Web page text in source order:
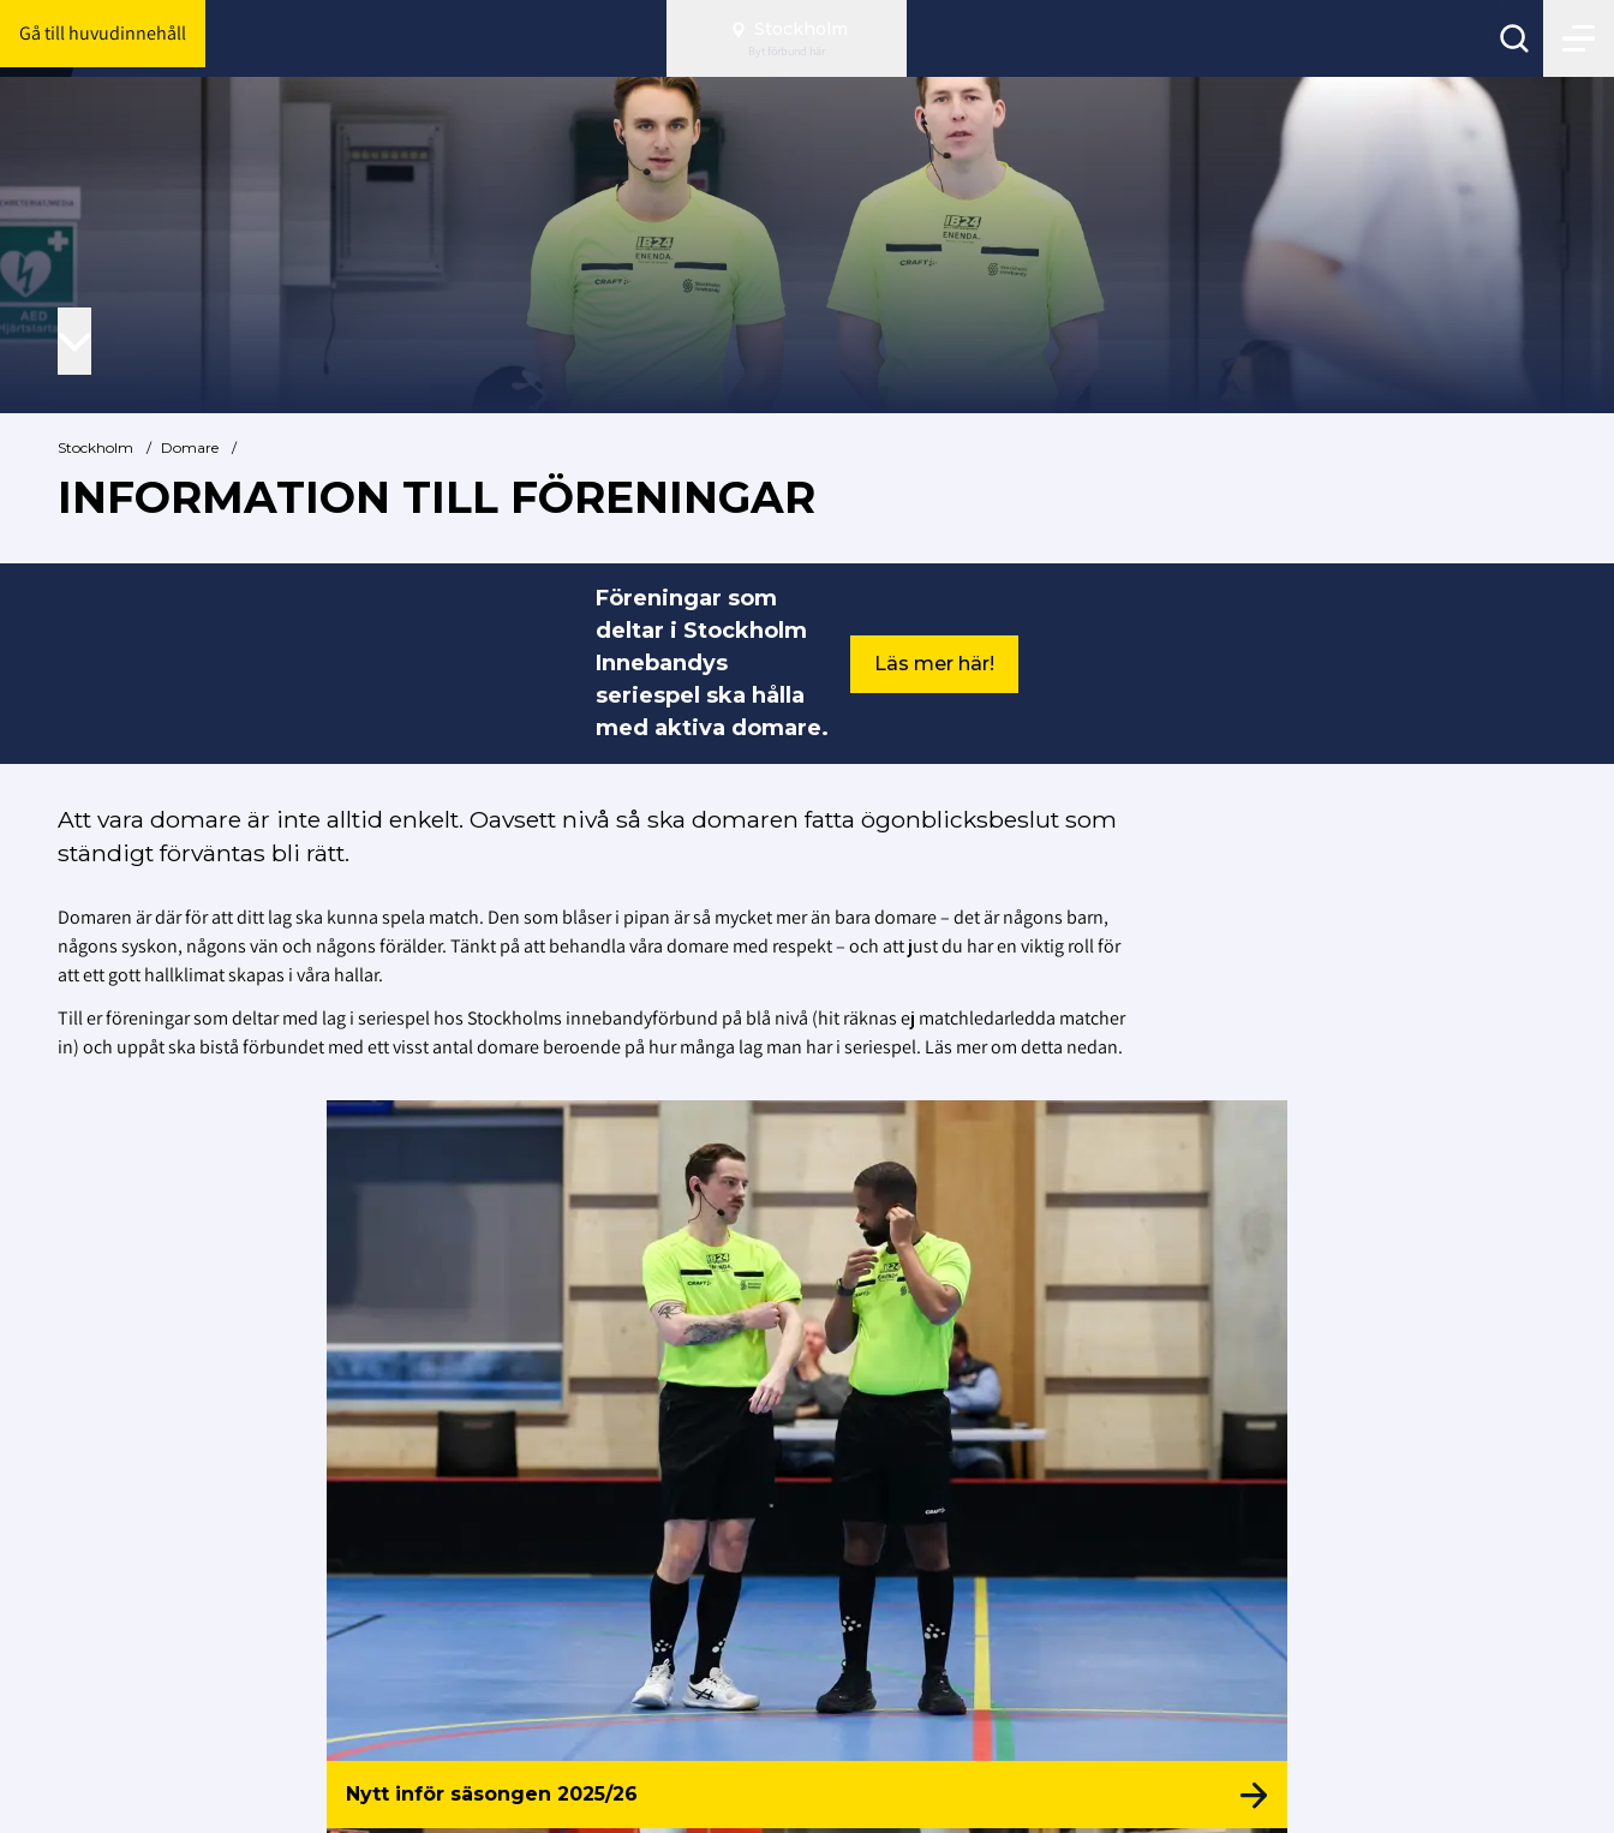
Gå till huvudinnehåll
Byt förbund här
Stockholm / Domare /
INFORMATION TILL FÖRENINGAR
Föreningar som
deltar i Stockholm
Innebandys
seriespel ska hålla
med aktiva domare.
Läs mer här!
Att vara domare är inte alltid enkelt. Oavsett nivå så ska domaren fatta ögonblicksbeslut som
ständigt förväntas bli rätt.
Domaren är där för att ditt lag ska kunna spela match. Den som blåser i pipan är så mycket mer än bara domare – det är någons barn,
någons syskon, någons vän och någons förälder. Tänkt på att behandla våra domare med respekt – och att just du har en viktig roll för
att ett gott hallklimat skapas i våra hallar.
Till er föreningar som deltar med lag i seriespel hos Stockholms innebandyförbund på blå nivå (hit räknas ej matchledarledda matcher
in) och uppåt ska bistå förbundet med ett visst antal domare beroende på hur många lag man har i seriespel. Läs mer om detta nedan.
Nytt inför säsongen 2025/26